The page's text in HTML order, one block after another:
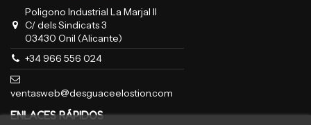
Poligono Industrial La Marjal II
C/ dels Sindicats 3
03430 Onil (Alicante)
+34 966 556 024
ventasweb@desguaceelostion.com
ENLACES RÁPIDOS